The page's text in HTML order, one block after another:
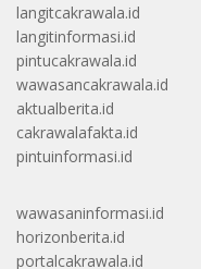
langitcakrawala.id
langitinformasi.id
pintucakrawala.id
wawasancakrawala.id
aktualberita.id
cakrawalafakta.id
pintuinformasi.id
wawasaninformasi.id
horizonberita.id
portalcakrawala.id